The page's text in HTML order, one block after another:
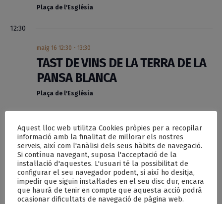
Plaça de l'Església
12:30
maig 16 12:30 - 13:30
TAST DE VINS DE LA TERRA DE LA
PANSA BLANCA
Plaça de l'Església
maig 16 17:00- 20:00
TALLER INFANTIL: D’ON SURT LA
LLET PER FER FORMATGE?
Plaça de l'Església
Aquest lloc web utilitza Cookies pròpies per a recopilar
informació amb la finalitat de millorar els nostres
serveis, així com l'anàlisi dels seus hàbits de navegació.
Si contínua navegant, suposa l'acceptació de la
instal·lació d'aquestes. L'usuari té la possibilitat de
configurar el seu navegador podent, si així ho desitja,
impedir que siguin instal·lades en el seu disc dur, encara
que haurà de tenir en compte que aquesta acció podrà
ocasionar dificultats de navegació de pàgina web.